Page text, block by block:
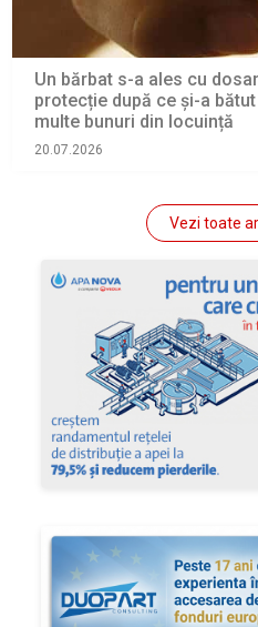
Un bărbat s-a ales cu
protecție după ce și-a
multe bunuri din locuință
20.07.2026
Vezi toate